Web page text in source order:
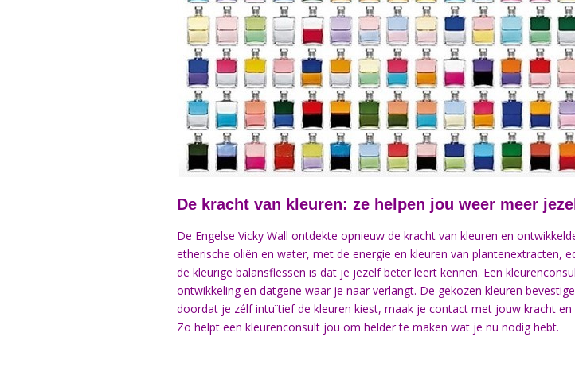
De kracht van kleuren: ze helpen jou weer meer
De Engelse Vicky Wall ontdekte opnieuw de kracht van kleuren en
etherische oliën en water, met de energie en kleuren van plantenextracten,
de kleurige balansflessen is dat je jezelf beter leert kennen. Een
ontwikkeling en datgene waar je naar verlangt. De gekozen kleuren
doordat je zélf intuïtief de kleuren kiest, maak je contact met jouw kracht
Zo helpt een kleurenconsult jou om helder te maken wat je nu nodig hebt.